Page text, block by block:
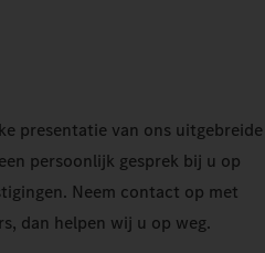
presentatie van ons uitgebreide
persoonlijk gesprek bij u op
Neem contact op met
dan helpen wij u op weg.